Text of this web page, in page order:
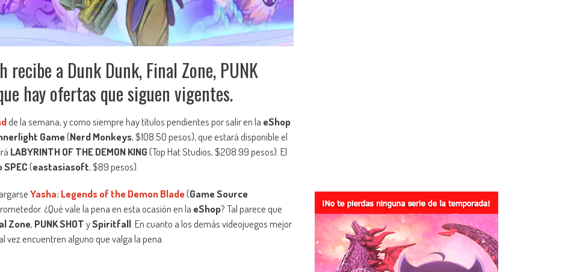
recibe a Dunk Dunk, Final Zone, PUNK
hay ofertas que siguen vigentes.
de la semana, y como siempre hay títulos pendientes por salir en la eShop
Game(Nerd Monkeys, $108.50 pesos), que estará disponible el
LABYRINTH OF THE DEMON KING(Top Hat Studios, $208.99 pesos). El
(eastasiasoft, $89 pesos).
Yasha: Legends of the Demon Blade(Game Source
¿Qué vale la pena en esta ocasión en la eShop? Tal parece que
Zone, PUNK SHOTySpiritfall. En cuanto a los demás videojuegos mejor
vez encuentren alguno que valga la pena.